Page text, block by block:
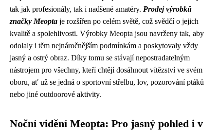
tak jak profesionály, tak i nadšené amatéry. Prodej výrobků
značky Meopta je rozšířen po celém světě, což svědčí o jejich
kvalitě a spolehlivosti. Výrobky Meopta jsou navrženy tak, aby
odolaly i těm nejnáročnějším podmínkám a poskytovaly vždy
jasný a ostrý obraz. Díky tomu se stávají nepostradatelným
nástrojem pro všechny, kteří chtějí dosáhnout vítězství ve svém
oboru, ať už se jedná o sportovní střelbu, lov, pozorování ptáků
nebo jiné outdoorové aktivity.
Noční vidění Meopta: Pro jasný pohled i v